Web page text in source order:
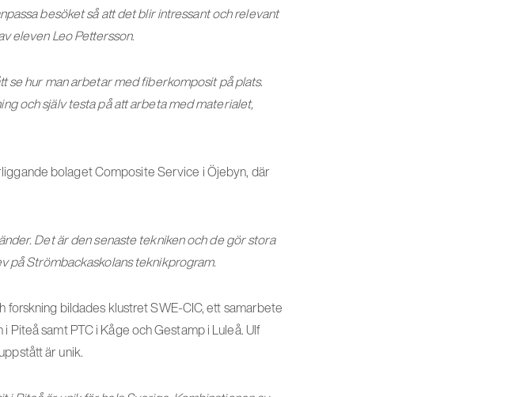
besöket så att det blir intressant och relevant
eleven Leo Pettersson.
se hur man arbetar med fiberkomposit på plats.
och själv testa på att arbeta med materialet,
bolaget Composite Service i Öjebyn, där
Det är den senaste tekniken och de gör stora
på Strömbackaskolans teknikprogram.
forskning bildades klustret SWE-CIC, ett samarbete
Piteå samt PTC i Kåge och Gestamp i Luleå. Ulf
är unik.